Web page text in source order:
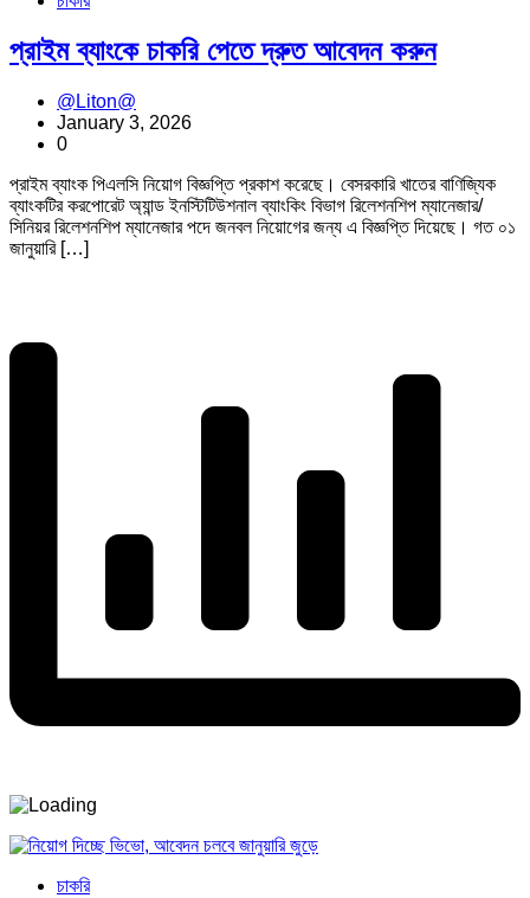
প্রাইম ব্যাংকে চাকরি পেতে দ্রুত আবেদন করুন
@Liton@
January 3, 2026
0
প্রাইম ব্যাংক পিএলসি নিয়োগ বিজ্ঞপ্তি প্রকাশ করেছে। বেসরকারি খাতের বাণিজ্যিক
ব্যাংকটির করপোরেট অ্যান্ড ইনস্টিটিউশনাল ব্যাংকিং বিভাগ রিলেশনশিপ ম্যানেজার/
সিনিয়র রিলেশনশিপ ম্যানেজার পদে জনবল নিয়োগের জন্য এ বিজ্ঞপ্তি দিয়েছে। গত ০১
জানুয়ারি […]
চাকরি